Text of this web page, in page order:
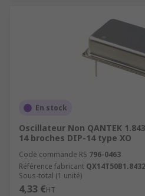
En stock
Oscillateur Non QANTEK
14 broches DIP-14 type XO
Code commande RS 796-0463
Référence fabricant
Sous-total (1 unité)
4,33 €HT